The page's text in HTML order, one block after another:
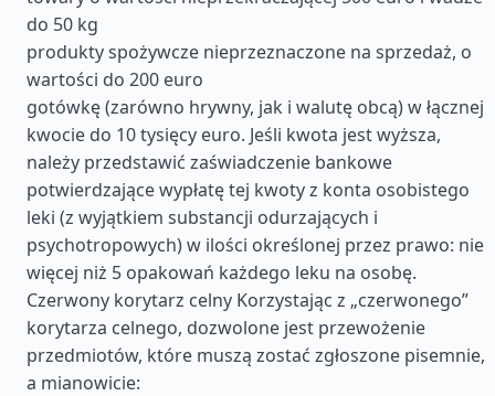
do 50 kg
produkty spożywcze nieprzeznaczone na sprzedaż, o
wartości do 200 euro
gotówkę (zarówno hrywny, jak i walutę obcą) w łącznej
kwocie do 10 tysięcy euro. Jeśli kwota jest wyższa,
należy przedstawić zaświadczenie bankowe
potwierdzające wypłatę tej kwoty z konta osobistego
leki (z wyjątkiem substancji odurzających i
psychotropowych) w ilości określonej przez prawo: nie
więcej niż 5 opakowań każdego leku na osobę.
Czerwony korytarz celny Korzystając z „czerwonego”
korytarza celnego, dozwolone jest przewożenie
przedmiotów, które muszą zostać zgłoszone pisemnie,
a mianowicie: